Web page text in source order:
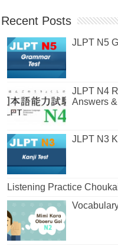
Recent Posts
JLPT N5
JLPT N4
Answers
JLPT N3
Listening Practice